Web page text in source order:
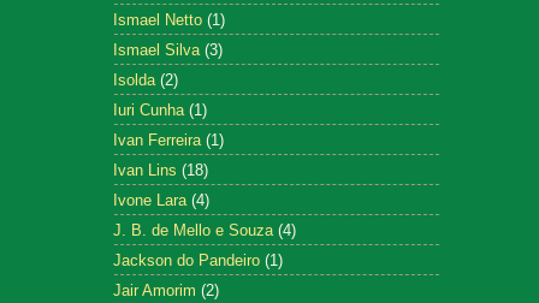
Ismael Netto (1)
Ismael Silva (3)
Isolda (2)
Iuri Cunha (1)
Ivan Ferreira (1)
Ivan Lins (18)
Ivone Lara (4)
J. B. de Mello e Souza (4)
Jackson do Pandeiro (1)
Jair Amorim (2)